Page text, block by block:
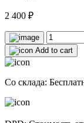
2 400 ₽
Add to cart
Со склада: